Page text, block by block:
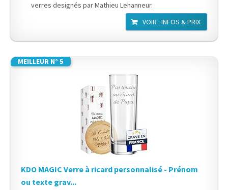
verres designés par Mathieu Lehanneur.
VOIR : INFOS & PRIX
MEILLEUR N° 5
KDO MAGIC Verre à ricard personnalisé - Prénom
ou texte grav...